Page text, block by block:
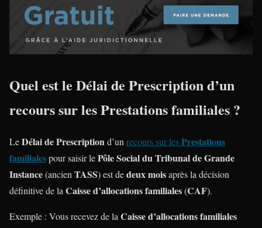
Quel est le Délai de Prescription d’un
recours sur les Prestations familiales ?
LeDélai de Prescriptiond’unrecours sur lesPrestations
familialespour saisir lePôle Social du Tribunal de Grande
Instance(ancienTASS) est dedeux moisaprès la décision
définitive de laCaisse d’allocations familiales(CAF).
Exemple : Vous recevez de laCaisse d’allocations familiales